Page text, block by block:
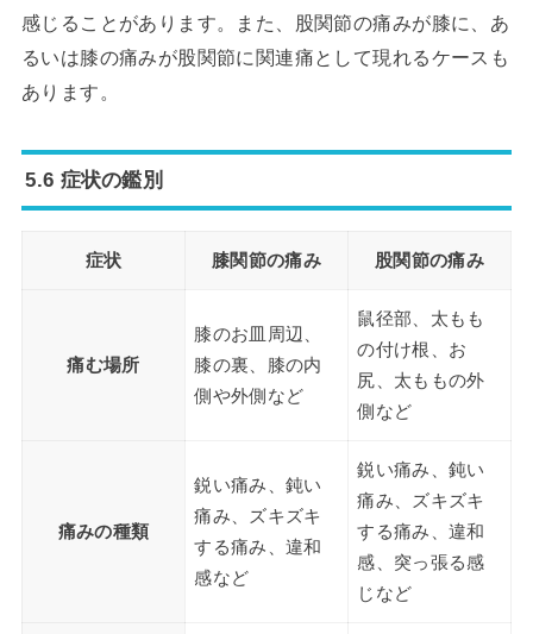
感じることがあります。また、股関節の痛みが膝に、あ
るいは膝の痛みが股関節に関連痛として現れるケースも
あります。
5.6 症状の鑑別
症状 膝関節の痛み 股関節の痛み
痛む場所
膝のお皿周辺、
膝の裏、膝の内
側や外側など
鼠径部、太もも
の付け根、お
尻、太ももの外
側など
痛みの種類
鋭い痛み、鈍い
痛み、ズキズキ
する痛み、違和
感など
鋭い痛み、鈍い
痛み、ズキズキ
する痛み、違和
感、突っ張る感
じなど